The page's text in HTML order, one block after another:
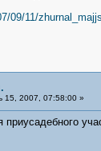
09/11/
15, 2007, 07:58:00 »
приусадебного